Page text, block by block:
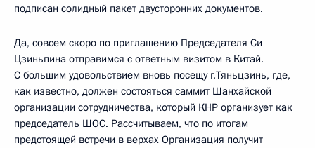
подписан солидный пакет двусторонних документов.
Да, совсем скоро по приглашению Председателя Си
Цзиньпина отправимся с ответным визитом в Китай.
С большим удовольствием вновь посещу г.Тяньцзинь, где,
как известно, должен состояться саммит Шанхайской
организации сотрудничества, который КНР организует как
председатель ШОС. Рассчитываем, что по итогам
предстоящей встречи в верхах Организация получит